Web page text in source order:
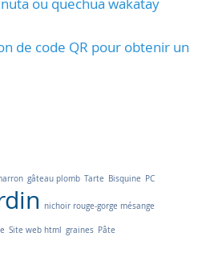
de code QR pour obtenir un
gâteau plomb Tarte Bisquine PC
nichoir rouge-gorge mésange
Site web html graines Pâte